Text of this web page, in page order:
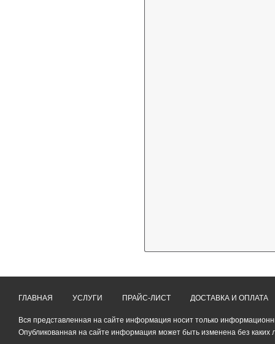
ГЛАВНАЯ УСЛУГИ ПРАЙС-ЛИСТ ДОСТАВКА И ОПЛАТА
Вся представленная на сайте информация носит только
Опубликованная на сайте информация может быть изменена без каких